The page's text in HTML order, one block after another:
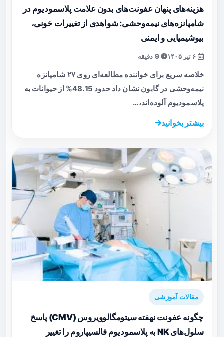
هزینه‌های پنهان عفونت‌های بدون علامت پلاسمودیوم در
شامپانزه‌های نیمه‌وحشی: شواهدی از تغییرات خونی،
بیوشیمیایی و ایمنی
9 دقیقه
خلاصه سریع برای خواننده مطالعه‌ای روی ۲۷ شامپانزه
نیمه‌وحشی در گابون نشان داد حدود 48.15% از حیوانات به
پلاسمودیوم آلوده‌اند،…
بیشتر بخوانید
مقالات آموزشی
چگونه عفونت نهفته سیتومگالوویروس (CMV) پاسخ
سلول‌های NK به پلاسمودیوم فالسیپاروم را تغییر